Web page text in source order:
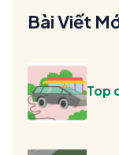
Bài Viết
Top